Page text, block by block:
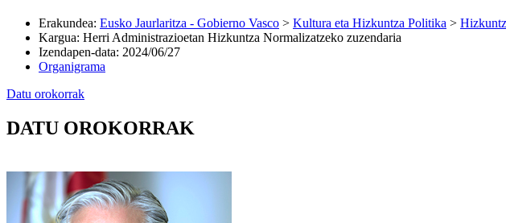
Erakundea: Eusko Jaurlaritza - Gobierno Vasco > Kultura eta Hizkuntza Politika >
Kargua: Herri Administrazioetan Hizkuntza Normalizatzeko zuzendaria
Izendapen-data: 2024/06/27
Organigrama
Datu orokorrak
DATU OROKORRAK